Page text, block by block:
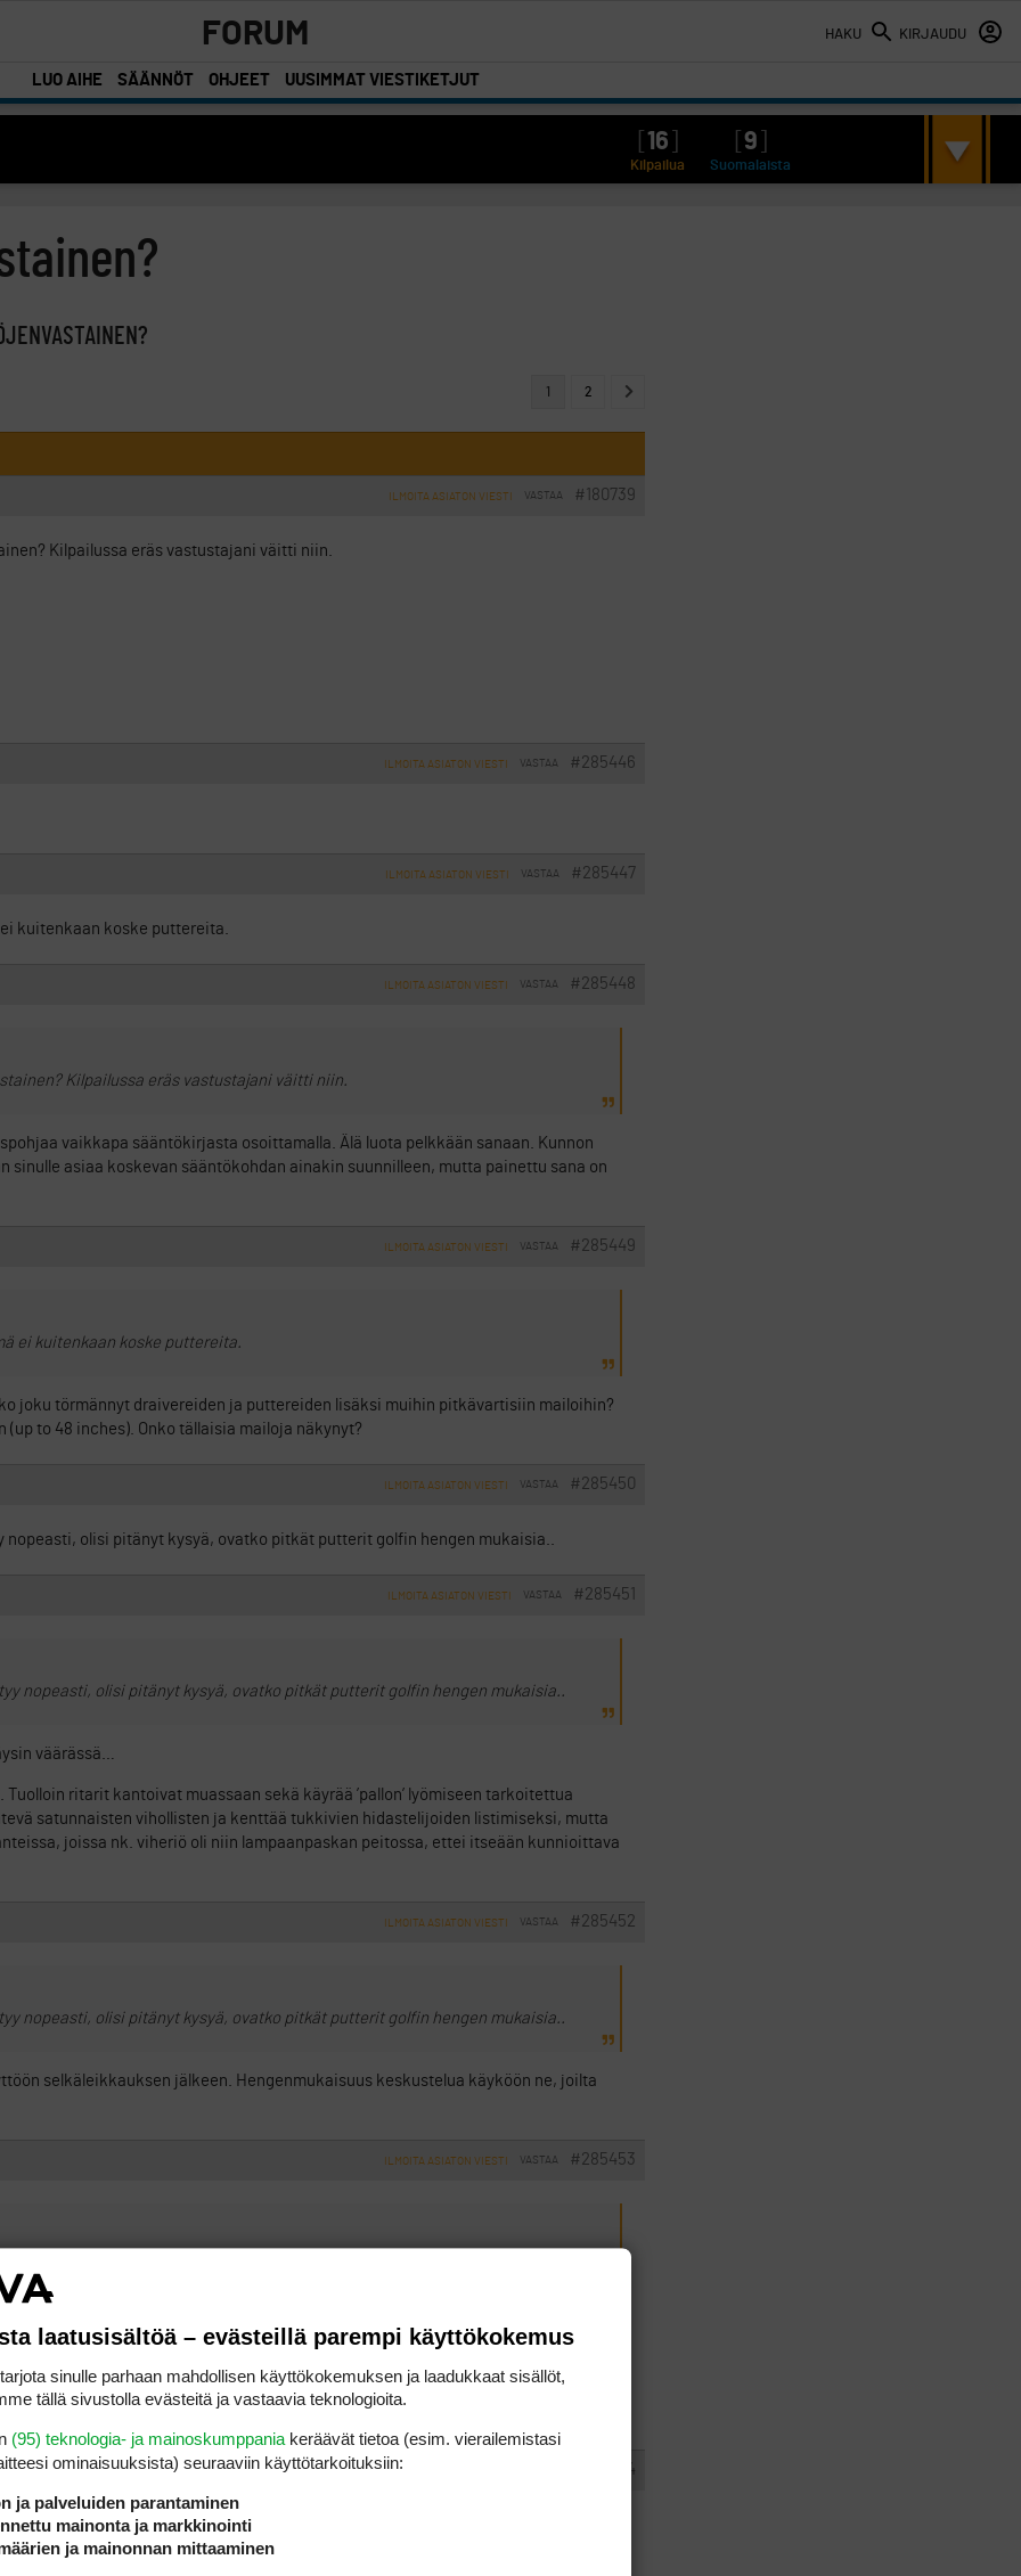
HAKU KIRJAUDU
FORUM
LUO AIHE SÄÄNNÖT OHJEET UUSIMMAT VIESTIKETJUT
16 9
Kilpailua Suomalaista
1 2
#180739
VASTAA
ILMOITA ASIATON VIESTI
Kilpailussa eräs vastustajani väitti niin.
#285446
VASTAA
ILMOITA ASIATON VIESTI
#285447
VASTAA
ILMOITA ASIATON VIESTI
kuitenkaan koske puttereita.
#285448
VASTAA
ILMOITA ASIATON VIESTI
Kilpailussa eräs vastustajani väitti niin.
vaikkapa sääntökirjasta osoittamalla. Älä luota pelkkään sanaan. Kunnon
asiaa koskevan sääntökohdan ainakin suunnilleen, mutta painettu sana on
#285449
VASTAA
ILMOITA ASIATON VIESTI
ei kuitenkaan koske puttereita.
joku törmännyt draivereiden ja puttereiden lisäksi muihin pitkävartisiin mailoihin?
to 48 inches). Onko tällaisia mailoja näkynyt?
#285450
VASTAA
ILMOITA ASIATON VIESTI
olisi pitänyt kysyä, ovatko pitkät putterit golfin hengen mukaisia..
#285451
VASTAA
ILMOITA ASIATON VIESTI
nopeasti, olisi pitänyt kysyä, ovatko pitkät putterit golfin hengen mukaisia..
väärässä…
ritarit kantoivat muassaan sekä käyrää ’pallon’ lyömiseen tarkoitettua
satunnaisten vihollisten ja kenttää tukkivien hidastelijoiden listimiseksi, mutta
joissa nk. viheriö oli niin lampaanpaskan peitossa, ettei itseään kunnioittava
#285452
VASTAA
ILMOITA ASIATON VIESTI
nopeasti, olisi pitänyt kysyä, ovatko pitkät putterit golfin hengen mukaisia..
selkäleikkauksen jälkeen. Hengenmukaisuus keskustelua käyköön ne, joilta
#285453
VASTAA
ILMOITA ASIATON VIESTI
nopeasti, olisi pitänyt kysyä, ovatko pitkät putterit golfin hengen mukaisia..
ym golfeepoksia voisi aistia
kyllä saada lyödä, vaikka
niin maagista, että se suoritus
#285454
ILMOITA ASIATON VIESTI
laatusisältöä – evästeillä parempi käyttökokemus
sinulle parhaan mahdollisen käyttökokemuksen ja laadukkaat sisällöt,
tällä sivustolla evästeitä ja vastaavia teknologioita.
(95) teknologia- ja mainoskumppania keräävät tietoa (esim. vierailemis­tasi
ominaisuuk­sista) seuraaviin käyttötarkoituksiin:
ja palveluiden parantaminen
mainonta ja markkinointi
ja mainonnan mittaaminen